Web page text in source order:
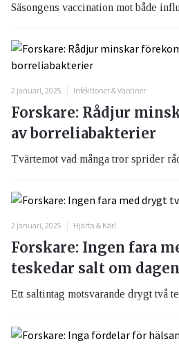
Säsongens vaccination mot både
2 januari, 2025 Infektioner & Vacciner
Forskare: Rådjur
av borreliabakterier
Tvärtemot vad många tror sprider
2 januari, 2025 Hjärta & Kärl
Forskare: Ingen fara
teskedar salt om dagen
Ett saltintag motsvarande drygt två